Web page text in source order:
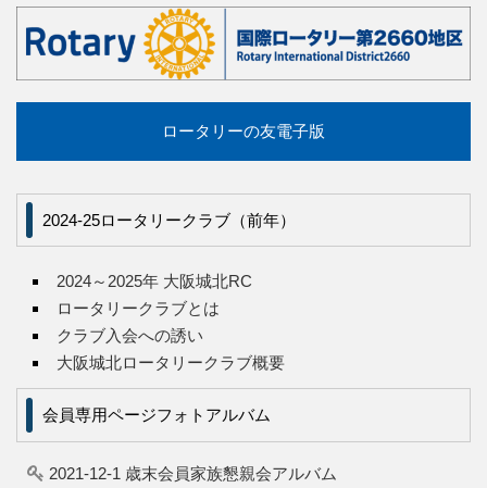
ロータリーの友電子版
2024-25ロータリークラブ（前年）
2024～2025年 大阪城北RC
ロータリークラブとは
クラブ入会への誘い
大阪城北ロータリークラブ概要
会員専用ページフォトアルバム
2021-12-1 歳末会員家族懇親会アルバム